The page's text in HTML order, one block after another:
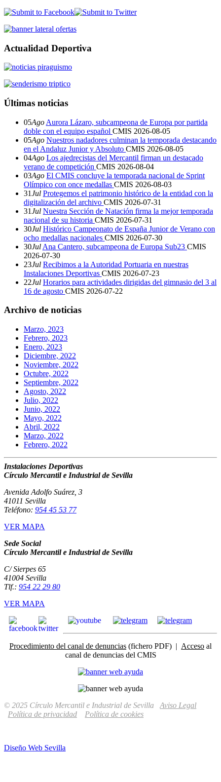
Actualidad Deportiva
Últimas noticias
05Ago Aurora Lázaro, subcampeona de Europa por partida
doble con el equipo español CMIS 2026-08-05
05Ago Nuestros nadadores culminan la temporada destacando
en el Andaluz Junior y Absoluto CMIS 2026-08-05
04Ago Los ajedrecistas del Mercantil firman un destacado
verano de competición CMIS 2026-08-04
03Ago El CMIS concluye la temporada nacional de Sprint
Olímpico con once medallas CMIS 2026-08-03
31Jul Protegemos el patrimonio histórico de la entidad con la
digitalización del archivo CMIS 2026-07-31
31Jul Nuestra Sección de Natación firma la mejor temporada
nacional de su historia CMIS 2026-07-31
30Jul Histórico Campeonato de España Junior de Verano con
ocho medallas nacionales CMIS 2026-07-30
30Jul Ana Cantero, subcampeona de Europa Sub23 CMIS
2026-07-30
23Jul Recibimos a la Autoridad Portuaria en nuestras
Instalaciones Deportivas CMIS 2026-07-23
22Jul Horarios para actividades dirigidas del gimnasio del 3 al
16 de agosto CMIS 2026-07-22
Archivo de noticias
Marzo, 2023
Febrero, 2023
Enero, 2023
Diciembre, 2022
Noviembre, 2022
Octubre, 2022
Septiembre, 2022
Agosto, 2022
Julio, 2022
Junio, 2022
Mayo, 2022
Abril, 2022
Marzo, 2022
Febrero, 2022
Instalaciones Deportivas
Círculo Mercantil e Industrial de Sevilla
Avenida Adolfo Suárez, 3
41011 Sevilla
Teléfono: 954 45 53 77
VER MAPA
Sede Social
Círculo Mercantil e Industrial de Sevilla
C/ Sierpes 65
41004 Sevilla
Tlf.: 954 22 29 80
VER MAPA
Procedimiento del canal de denuncias (fichero PDF) | Acceso al
canal de denuncias del CMIS
© 2025 Círculo Mercantil e Industrial de Sevilla Aviso Legal
Política de privacidad
Política de cookies
Diseño Web Sevilla